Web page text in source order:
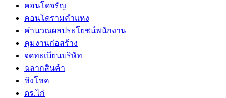
คอนโดจรัญ
คอนโดรามคำแหง
คำนวณผลประโยชน์พนักงาน
คุมงานก่อสร้าง
จดทะเบียนบริษัท
ฉลากสินค้า
ชิงโชค
ดร.ไก่